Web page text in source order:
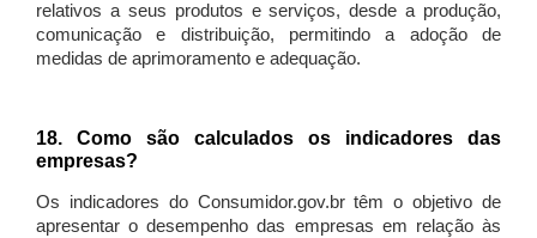
relativos a seus produtos e serviços, desde a produção,
comunicação e distribuição, permitindo a adoção de
medidas de aprimoramento e adequação.
18. Como são calculados os indicadores das
empresas?
Os indicadores do Consumidor.gov.br têm o objetivo de
apresentar o desempenho das empresas em relação às